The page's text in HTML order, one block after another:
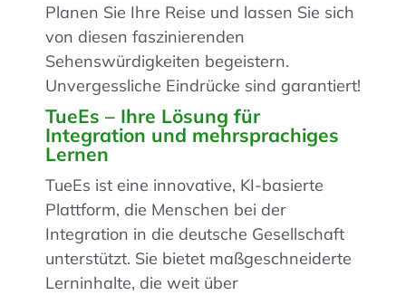
Planen Sie Ihre Reise und lassen Sie sich
von diesen faszinierenden
Sehenswürdigkeiten begeistern.
Unvergessliche Eindrücke sind garantiert!
TueEs – Ihre Lösung für
Integration und mehrsprachiges
Lernen
TueEs ist eine innovative, KI-basierte
Plattform, die Menschen bei der
Integration in die deutsche Gesellschaft
unterstützt. Sie bietet maßgeschneiderte
Lerninhalte, die weit über